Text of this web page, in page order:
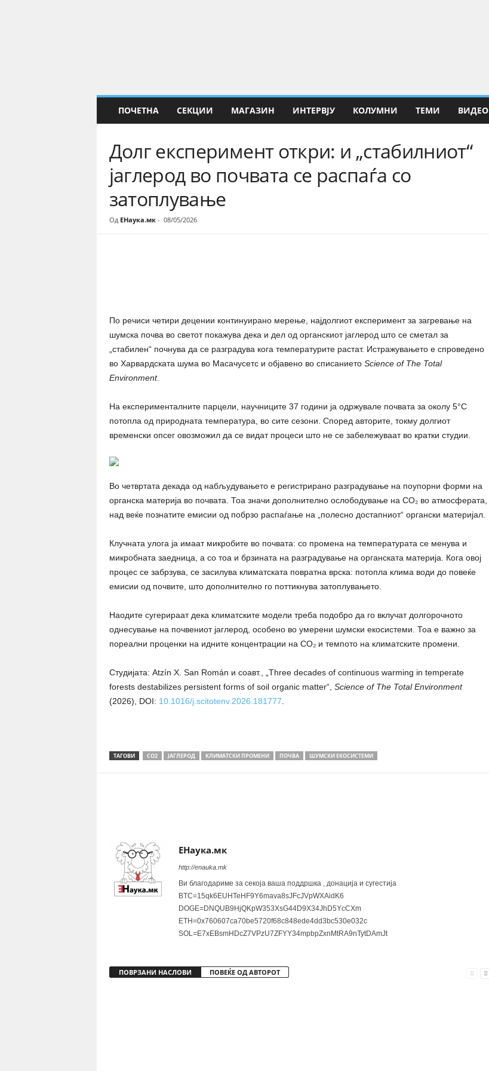
ПОЧЕТНА СЕКЦИИ МАГАЗИН ИНТЕРВЈУ КОЛУМНИ ТЕМИ ВИДЕО
Долг експеримент откри: и „стабилниот“
јаглерод во почвата се распаѓа со
затоплување
Од ЕНаука.мк- 08/05/2026
По речиси четири децении континуирано мерење, најдолгиот експеримент за загревање на
шумска почва во светот покажува дека и дел од органскиот јаглерод што се сметал за
„стабилен“ почнува да се разградува кога температурите растат. Истражувањето е спроведено
во Харвардската шума во Масачусетс и објавено во списанието Science of The Total
Environment.
На експерименталните парцели, научниците 37 години ја одржувале почвата за околу 5°C
потопла од природната температура, во сите сезони. Според авторите, токму долгиот
временски опсег овозможил да се видат процеси што не се забележуваат во кратки студии.
Во четвртата декада од набљудувањето е регистрирано разградување на поупорни форми на
органска материја во почвата. Тоа значи дополнително ослободување на CO₂ во атмосферата,
над веќе познатите емисии од побрзо распаѓање на „полесно достапниот“ органски материјал.
Клучната улога ја имаат микробите во почвата: со промена на температурата се менува и
микробната заедница, а со тоа и брзината на разградување на органската материја. Кога овој
процес се забрзува, се засилува климатската повратна врска: потопла клима води до повеќе
емисии од почвите, што дополнително го поттикнува затоплувањето.
Наодите сугерираат дека климатските модели треба подобро да го вклучат долгорочното
однесување на почвениот јаглерод, особено во умерени шумски екосистеми. Тоа е важно за
пореални проценки на идните концентрации на CO₂ и темпото на климатските промени.
Студијата: Atzín X. San Román и соавт., „Three decades of continuous warming in temperate
forests destabilizes persistent forms of soil organic matter“, Science of The Total Environment
(2026), DOI: 10.1016/j.scitotenv.2026.181777
ТАГОВИ CO2 ЈАГЛЕРОД КЛИМАТСКИ ПРОМЕНИ ПОЧВА ШУМСКИ ЕКОСИСТЕМИ
ЕНаука.мк
http://enauka.mk
Ви благодариме за секоја ваша поддршка , донација и сугестија
BTC=15qk6EUHTeHF9Y6mava8sJFcJVpWXAidK6
DOGE=DNQUB9HjQKpW353XsG44D9X34JhD5YcCXm
ETH=0x760607ca70be5720f68c848ede4dd3bc530e032c
SOL=E7xEBsmHDcZ7VPzU7ZFYY34mpbpZxnMtRA9nTytDAmJt
ПОВРЗАНИ НАСЛОВИ ПОВЕЌЕ ОД АВТОРОТ